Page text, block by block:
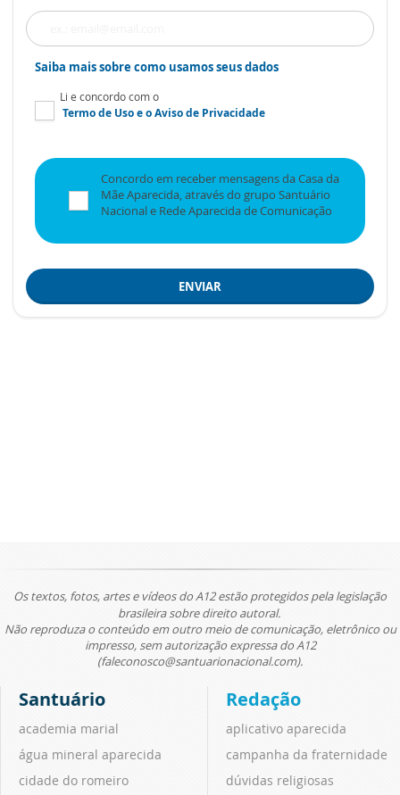
Saiba mais sobre como usamos seus dados
Li e concordo com o
Termo de Usoe oAviso de Privacidade
Concordo em receber mensagens da Casa da
Mãe Aparecida, através do grupo Santuário
Nacional e Rede Aparecida de Comunicação
ENVIAR
Os textos, fotos, artes e vídeos do A12 estão protegidos pela legislação
brasileira sobre direito autoral.
Não reproduza o conteúdo em outro meio de comunicação, eletrônico ou
impresso, sem autorização expressa do A12
(faleconosco@santuarionacional.com).
Santuário
academia marial
água mineral aparecida
cidade do romeiro
Redação
aplicativo aparecida
campanha da fraternidade
dúvidas religiosas